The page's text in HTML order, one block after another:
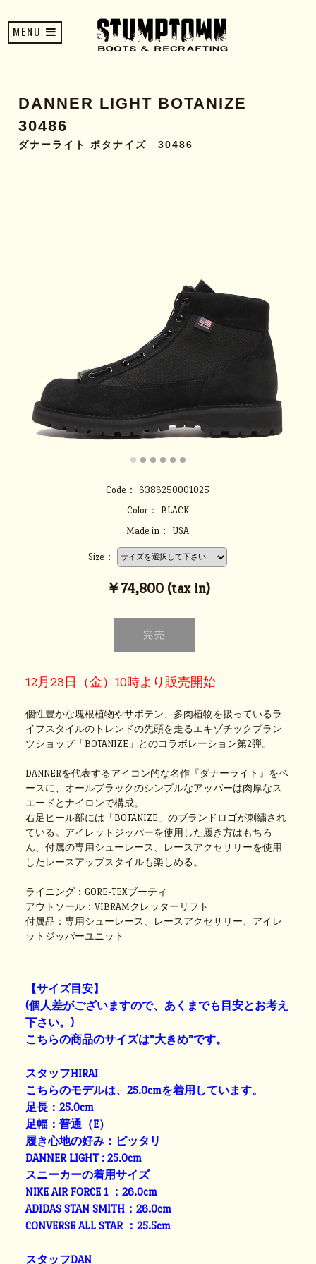
MENU
DANNER LIGHT BOTANIZE
30486
ダナーライト ボタナイズ 30486
Code：
6386250001025
Color：
BLACK
Made in：
USA
Size：
￥74,800 (tax in)
12月23日（金）10時より販売開始
個性豊かな塊根植物やサボテン、多肉植物を扱っているラ
イフスタイルのトレンドの先頭を走るエキゾチックプラン
ツショップ「BOTANIZE」とのコラボレーション第2弾。
DANNERを代表するアイコン的な名作『ダナーライト』をベ
ースに、オールブラックのシンプルなアッパーは肉厚なス
エードとナイロンで構成。
右足ヒール部には「BOTANIZE」のブランドロゴが刺繍され
ている。アイレットジッパーを使用した履き方はもちろ
ん、付属の専用シューレース、レースアクセサリーを使用
したレースアップスタイルも楽しめる。
ライニング：GORE-TEXブーティ
アウトソール：VIBRAMクレッターリフト
付属品：専用シューレース、レースアクセサリー、アイレ
ットジッパーユニット
【サイズ目安】
(個人差がございますので、あくまでも目安とお考え
下さい。)
こちらの商品のサイズは”大きめ”です。
スタッフHIRAI
こちらのモデルは、25.0cmを着用しています。
足長：25.0cm
足幅：普通（E）
履き心地の好み：ピッタリ
DANNER LIGHT : 25.0cm
スニーカーの着用サイズ
NIKE AIR FORCE 1 ：26.0cm
ADIDAS STAN SMITH：26.0cm
CONVERSE ALL STAR ：25.5cm
スタッフDAN